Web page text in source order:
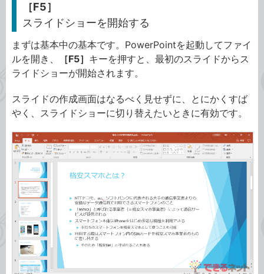
［F5］
スライドショーを開始する
まずは基本中の基本です。PowerPointを起動してファイ
ルを開き、
［F5］ キーを押すと、最初のスライドからス
ライドショーが開始されます。
スライドの作成画面はなるべく見せずに、とにかくすば
やく、スライドショーに切り替えたいときに有効です。